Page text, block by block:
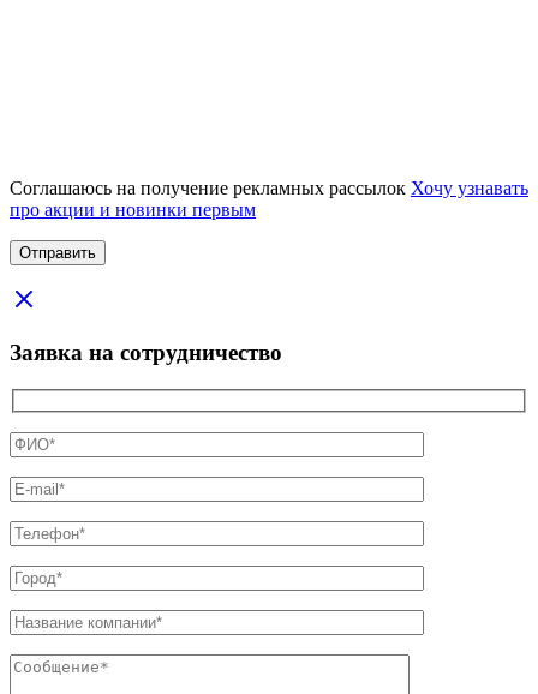
Соглашаюсь на получение рекламных рассылок Хочу узнавать
про акции и новинки первым
Заявка на сотрудничество